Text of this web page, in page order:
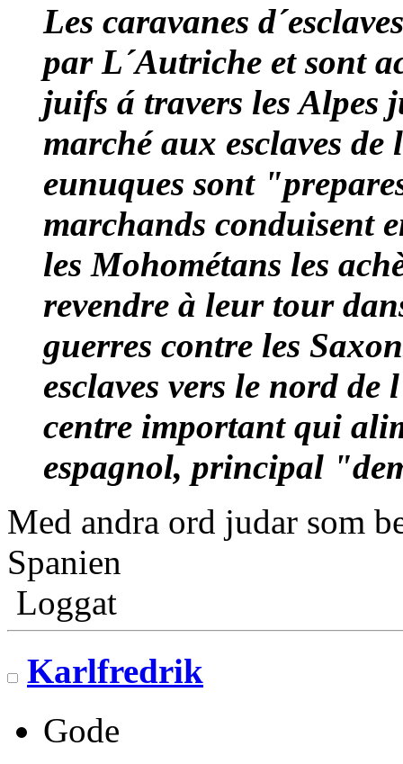
Les caravanes
par L´Autriche et sont
juifs á travers les Alpes
marché aux esclaves
eunuques sont
marchands conduisent
les Mohométans les
revendre à leur tour
guerres contre les
esclaves vers le nord
centre important qui
espagnol, principal
Med andra ord judar som
Spanien
Loggat
Karlfredrik
Gode